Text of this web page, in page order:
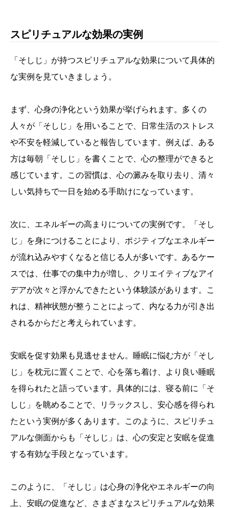
スピリチュアルな効果の実例
「そしじ」が持つスピリチュアルな効果について具体的
な実例を見ていきましょう。
まず、心身の浄化という効果が挙げられます。多くの
人々が「そしじ」を用いることで、日常生活のストレス
や不安を軽減していると報告しています。例えば、ある
方は毎朝「そしじ」を書くことで、心の整理ができると
感じています。この習慣は、心の澱みを取り去り、清々
しい気持ちで一日を始める手助けになっています。
次に、エネルギーの高まりについての実例です。「そし
じ」を身につけることにより、ポジティブなエネルギー
が流れ込みやすくなると信じる人が多いです。あるケー
スでは、仕事での集中力が増し、クリエイティブなアイ
デアが次々と浮かんできたという体験談があります。こ
れは、精神状態が整うことによって、内なる力が引き出
されるからだと考えられています。
安眠を促す効果も見逃せません。睡眠に悩む方が「そし
じ」を枕元に置くことで、心を落ち着け、より良い睡眠
を得られたと語っています。具体的には、寝る前に「そ
しじ」を眺めることで、リラックスし、安心感を得られ
たという実例が多くあります。このように、スピリチュ
アルな側面からも「そしじ」は、心の安定と安眠を促進
する有効な手段となっています。
このように、「そしじ」は心身の浄化やエネルギーの向
上、安眠の促進など、さまざまなスピリチュアルな効果